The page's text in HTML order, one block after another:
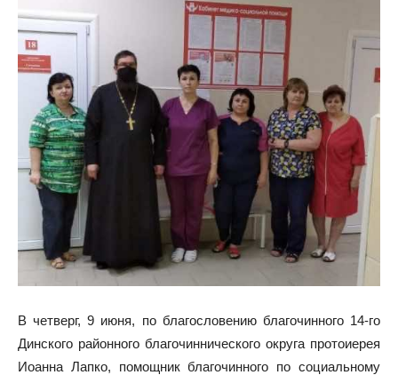
В четверг, 9 июня, по благословению благочинного 14-го
Динского районного благочиннического округа протоиерея
Иоанна Лапко, помощник благочинного по социальному